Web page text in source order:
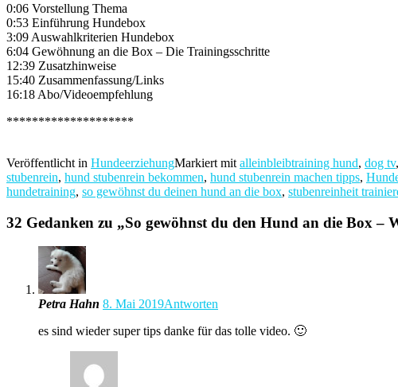
0:06 Vorstellung Thema
0:53 Einführung Hundebox
3:09 Auswahlkriterien Hundebox
6:04 Gewöhnung an die Box – Die Trainingsschritte
12:39 Zusatzhinweise
15:40 Zusammenfassung/Links
16:18 Abo/Videoempfehlung
********************
Veröffentlicht in HundeerziehungMarkiert mit alleinbleibtraining hund, dog tv,
stubenrein, hund stubenrein bekommen, hund stubenrein machen tipps,
hundetraining, so gewöhnst du deinen hund an die box, stubenreinheit
32 Gedanken zu „So gewöhnst du den Hund an die Box –
Petra Hahn 8. Mai 2019Antworten
es sind wieder super tips danke für das tolle video. 🙂